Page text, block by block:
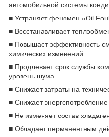
автомобильной системы
■ Устраняет феномен «Oil
■ Восстанавливает
■ Повышает эффективность
химических изменений.
■ Продлевает срок службы
уровень шума.
■ Снижает затраты на
■ Снижает
■ Не изменяет состав
■ Обладает перманентным